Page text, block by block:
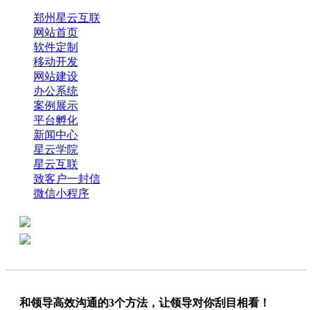
郑州星云互联
网站首页
软件定制
移动开发
网站建设
办公系统
案例展示
平台孵化
新闻中心
星云学院
星云互联
致客户一封信
微信小程序
和领导高效沟通的3个方法，让领导对你刮目相看！